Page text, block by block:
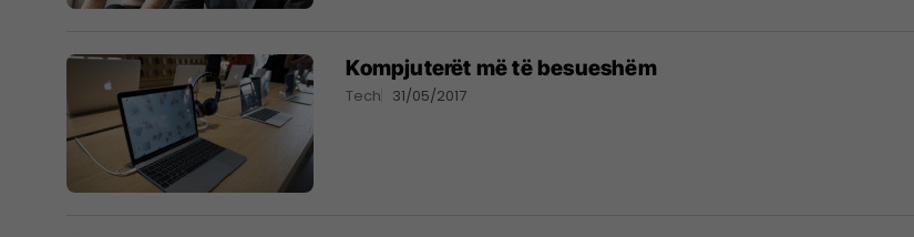
Kompjuterët më të besueshëm
Tech 31/05/2017